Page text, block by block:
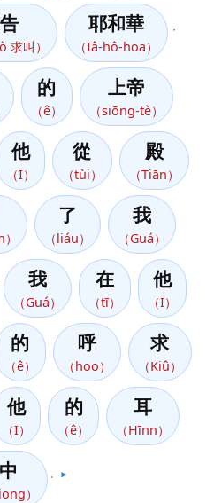
求叫）
耶和華
（Iâ-hô-hoa）
的
（ê）
上帝
（siōng-tè）
他
（I）
從
（tùi）
殿
（Tiān）
了
（liáu）
我
（Guá）
我
（Guá）
在
（tī）
他
（I）
的
（ê）
呼
（hoo）
求
（Kiû）
他
（I）
的
（ê）
耳
（Hīnn）
中
）
▶️